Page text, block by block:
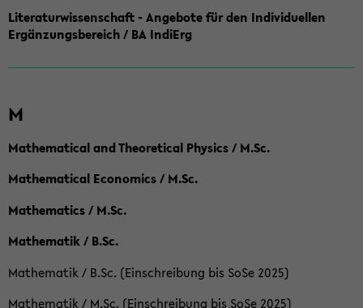
Literaturwissenschaft - Angebote für den Individuellen
Ergänzungsbereich / BA IndiErg
M
Mathematical and Theoretical Physics / M.Sc.
Mathematical Economics / M.Sc.
Mathematics / M.Sc.
Mathematik / B.Sc.
Mathematik / B.Sc. (Einschreibung bis SoSe 2025)
Mathematik / M.Sc. (Einschreibung bis SoSe 2025)